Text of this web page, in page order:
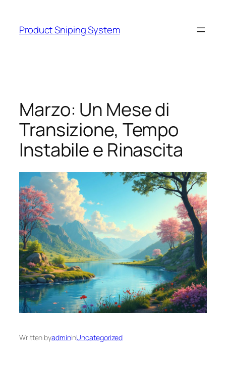
content
Product Sniping System
Marzo: Un Mese di
Transizione, Tempo
Instabile e Rinascita
Written byadmininUncategorized